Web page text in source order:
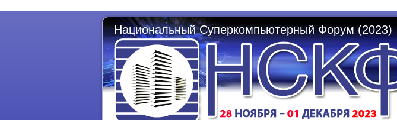
Национальный Суперкомпьютерный Форум (2023)